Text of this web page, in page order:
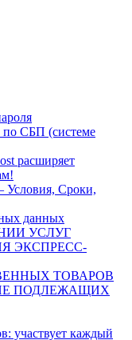
по СБП (системе
расширяет
Условия, Сроки,
данных
УСЛУГ
ЭКСПРЕСС-
ТОВАРОВ
ПОДЛЕЖАЩИХ
участвует каждый